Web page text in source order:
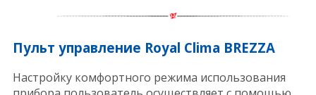
Пульт управление Royal Clima BREZZA
Настройку комфортного режима использования